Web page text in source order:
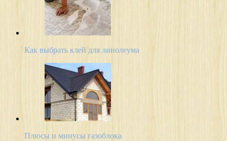
Как выбрать клей для линолеума
Плюсы и минусы газоблока